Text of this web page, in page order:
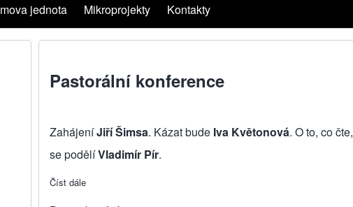
jednota Mikroprojekty Kontakty
Pastorální konference
ZahájeníJiří Šimsa. Kázat bude Iva Květonová. O to, co čte,
se podělíVladimír Pír.
Číst dále